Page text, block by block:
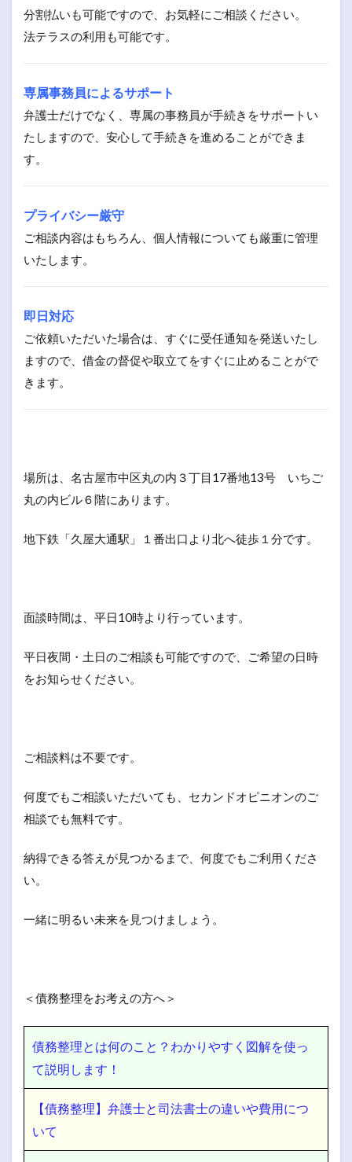
分割払いも可能ですので、お気軽にご相談ください。
法テラスの利用も可能です。
専属事務員によるサポート
弁護士だけでなく、専属の事務員が手続きをサポートい
たしますので、安心して手続きを進めることができま
す。
プライバシー厳守
ご相談内容はもちろん、個人情報についても厳重に管理
いたします。
即日対応
ご依頼いただいた場合は、すぐに受任通知を発送いたし
ますので、借金の督促や取立てをすぐに止めることがで
きます。
場所は、名古屋市中区丸の内３丁目17番地13号 いちご
丸の内ビル６階にあります。
地下鉄「久屋大通駅」１番出口より北へ徒歩１分です。
面談時間は、平日10時より行っています。
平日夜間・土日のご相談も可能ですので、ご希望の日時
をお知らせください。
ご相談料は不要です。
何度でもご相談いただいても、セカンドオピニオンのご
相談でも無料です。
納得できる答えが見つかるまで、何度でもご利用くださ
い。
一緒に明るい未来を見つけましょう。
＜債務整理をお考えの方へ＞
債務整理とは何のこと？わかりやすく図解を使っ
て説明します！
【債務整理】弁護士と司法書士の違いや費用につ
いて